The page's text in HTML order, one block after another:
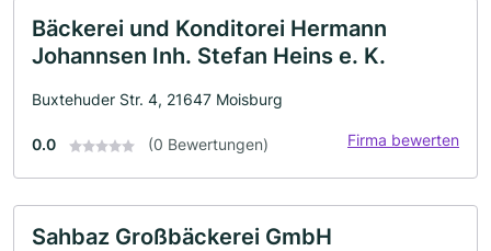
Bäckerei und Konditorei Hermann
Johannsen Inh. Stefan Heins e. K.
Buxtehuder Str. 4, 21647 Moisburg
0.0 (0 Bewertungen) Firma bewerten
Sahbaz Großbäckerei GmbH